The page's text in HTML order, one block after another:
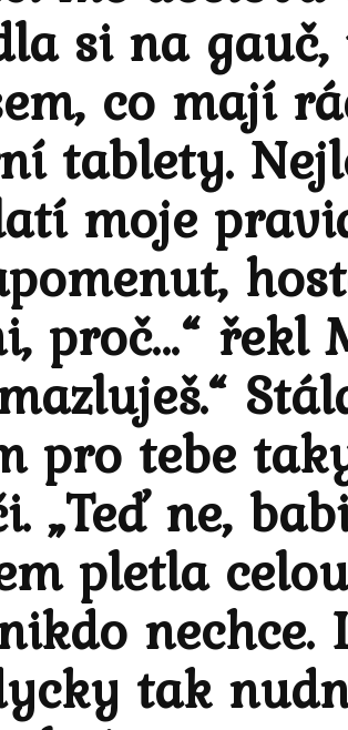
si na
co mají
tablety.
moje
proč…“ řekl
pro tebe
„Teď ne,
pletla
nechce.
tak